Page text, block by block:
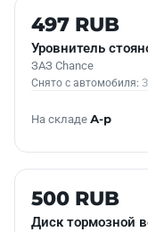
Б/У В НАЛИЧИИ
497 RUB
Уровнитель
ЗАЗ Chance
Снято с автомобиля:
На складе А-р
Б/У В НАЛИЧИИ
500 RUB
Диск тормозной